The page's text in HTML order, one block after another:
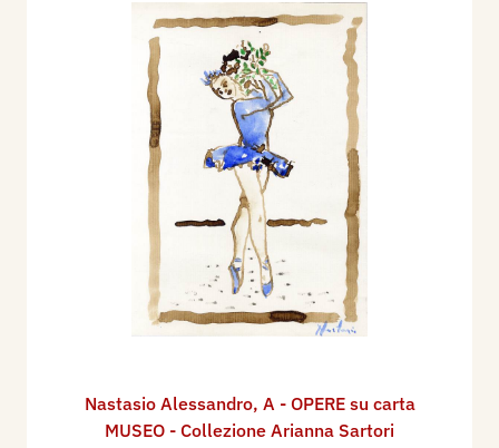
Nastasio Alessandro, A - OPERE su carta
MUSEO - Collezione Arianna Sartori